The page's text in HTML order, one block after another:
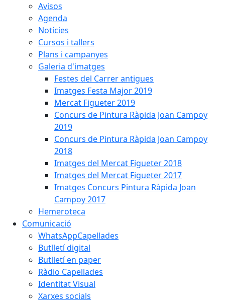
Avisos
Agenda
Notícies
Cursos i tallers
Plans i campanyes
Galeria d'imatges
Festes del Carrer antigues
Imatges Festa Major 2019
Mercat Figueter 2019
Concurs de Pintura Ràpida Joan Campoy
2019
Concurs de Pintura Ràpida Joan Campoy
2018
Imatges del Mercat Figueter 2018
Imatges del Mercat Figueter 2017
Imatges Concurs Pintura Ràpida Joan
Campoy 2017
Hemeroteca
Comunicació
WhatsAppCapellades
Butlletí digital
Butlletí en paper
Ràdio Capellades
Identitat Visual
Xarxes socials